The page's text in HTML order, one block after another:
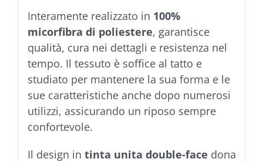
Interamente realizzato in 100%
micorfibra di poliestere, garantisce
qualità, cura nei dettagli e resistenza nel
tempo. Il tessuto è soffice al tatto e
studiato per mantenere la sua forma e le
sue caratteristiche anche dopo numerosi
utilizzi, assicurando un riposo sempre
confortevole.
Il design in tinta unita double-face dona